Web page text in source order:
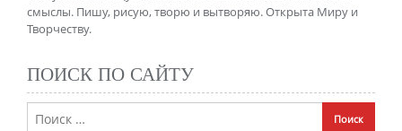
смыслы. Пишу, рисую, творю и вытворяю. Открыта Миру и
Творчеству.
ПОИСК ПО САЙТУ